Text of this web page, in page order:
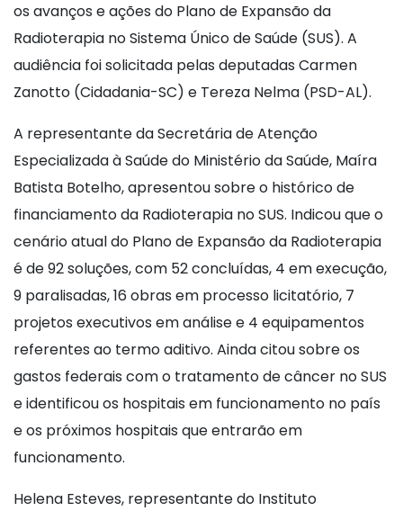
os avanços e ações do Plano de Expansão da
Radioterapia no Sistema Único de Saúde (SUS). A
audiência foi solicitada pelas deputadas Carmen
Zanotto (Cidadania-SC) e Tereza Nelma (PSD-AL).
A representante da Secretária de Atenção
Especializada à Saúde do Ministério da Saúde, Maíra
Batista Botelho, apresentou sobre o histórico de
financiamento da Radioterapia no SUS. Indicou que o
cenário atual do Plano de Expansão da Radioterapia
é de 92 soluções, com 52 concluídas, 4 em execução,
9 paralisadas, 16 obras em processo licitatório, 7
projetos executivos em análise e 4 equipamentos
referentes ao termo aditivo. Ainda citou sobre os
gastos federais com o tratamento de câncer no SUS
e identificou os hospitais em funcionamento no país
e os próximos hospitais que entrarão em
funcionamento.
Helena Esteves, representante do Instituto